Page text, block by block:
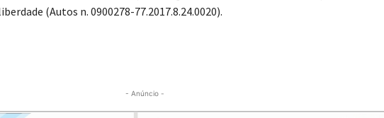
(Autos n. 0900278-77.2017.8.24.0020).
- Anúncio -